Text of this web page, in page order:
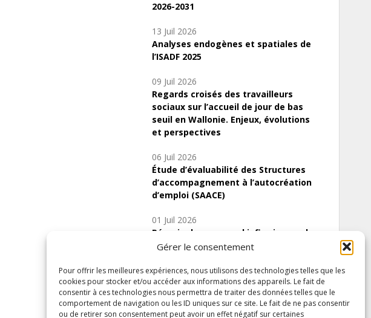
Gérer le consentement
Pour offrir les meilleures expériences, nous utilisons des technologies telles que les
cookies pour stocker et/ou accéder aux informations des appareils. Le fait de
consentir à ces technologies nous permettra de traiter des données telles que le
comportement de navigation ou les ID uniques sur ce site. Le fait de ne pas consentir
ou de retirer son consentement peut avoir un effet négatif sur certaines
2026-2031
13 Juil 2026
Analyses endogènes et spatiales de
l’ISADF 2025
09 Juil 2026
Regards croisés des travailleurs
sociaux sur l’accueil de jour de bas
seuil en Wallonie. Enjeux, évolutions
et perspectives
06 Juil 2026
Étude d’évaluabilité des Structures
d’accompagnement à l’autocréation
d’emploi (SAACE)
01 Juil 2026
Pénurie du personnel infirmier :quels
indicateurs d’offre de soins pour
Inscrivez-vous à notre newsletter